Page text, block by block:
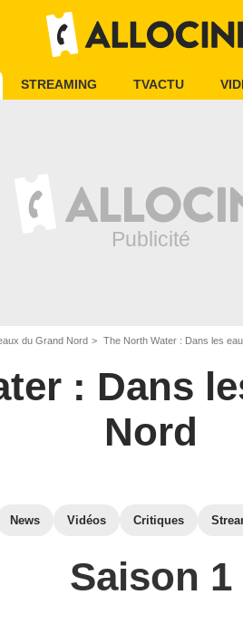
STREAMING TVACTU
du Grand Nord The North Water : Dans les
: Dans
Nord
News Vidéos Critiques
Saison 1